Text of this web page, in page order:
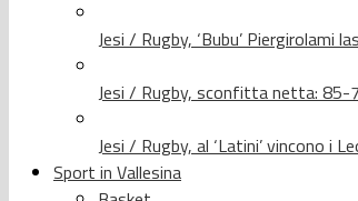
Jesi / Rugby, ‘Bubu’ Piergirolami
Jesi / Rugby, sconfitta netta: 85-
Jesi / Rugby, al ‘Latini’ vincono i
Sport in Vallesina